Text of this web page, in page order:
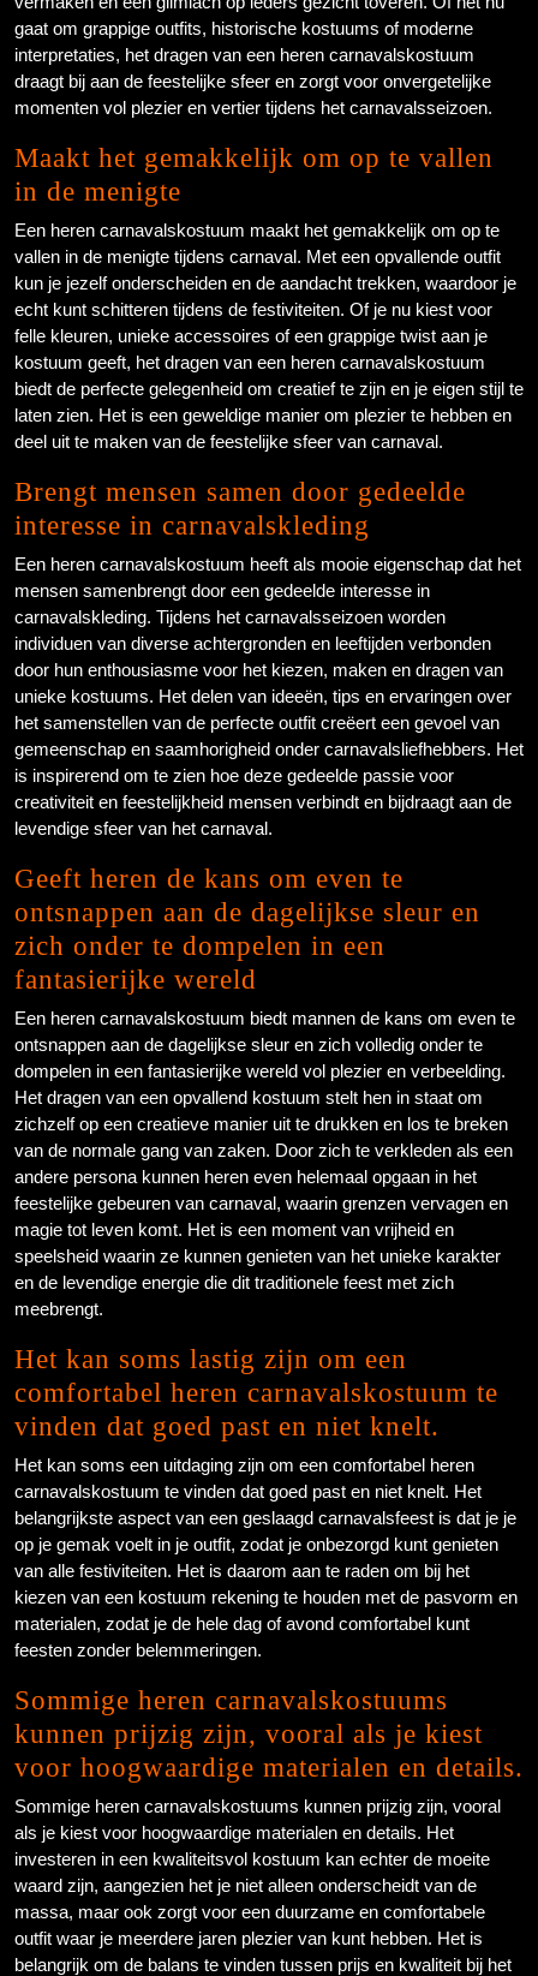
gaat om grappige outfits, historische kostuums of moderne
interpretaties, het dragen van een heren carnavalskostuum
draagt bij aan de feestelijke sfeer en zorgt voor onvergetelijke
momenten vol plezier en vertier tijdens het carnavalsseizoen.
Maakt het gemakkelijk om op te vallen
in de menigte
Een heren carnavalskostuum maakt het gemakkelijk om op te
vallen in de menigte tijdens carnaval. Met een opvallende outfit
kun je jezelf onderscheiden en de aandacht trekken, waardoor je
echt kunt schitteren tijdens de festiviteiten. Of je nu kiest voor
felle kleuren, unieke accessoires of een grappige twist aan je
kostuum geeft, het dragen van een heren carnavalskostuum
biedt de perfecte gelegenheid om creatief te zijn en je eigen stijl te
laten zien. Het is een geweldige manier om plezier te hebben en
deel uit te maken van de feestelijke sfeer van carnaval.
Brengt mensen samen door gedeelde
interesse in carnavalskleding
Een heren carnavalskostuum heeft als mooie eigenschap dat het
mensen samenbrengt door een gedeelde interesse in
carnavalskleding. Tijdens het carnavalsseizoen worden
individuen van diverse achtergronden en leeftijden verbonden
door hun enthousiasme voor het kiezen, maken en dragen van
unieke kostuums. Het delen van ideeën, tips en ervaringen over
het samenstellen van de perfecte outfit creëert een gevoel van
gemeenschap en saamhorigheid onder carnavalsliefhebbers. Het
is inspirerend om te zien hoe deze gedeelde passie voor
creativiteit en feestelijkheid mensen verbindt en bijdraagt aan de
levendige sfeer van het carnaval.
Geeft heren de kans om even te
ontsnappen aan de dagelijkse sleur en
zich onder te dompelen in een
fantasierijke wereld
Een heren carnavalskostuum biedt mannen de kans om even te
ontsnappen aan de dagelijkse sleur en zich volledig onder te
dompelen in een fantasierijke wereld vol plezier en verbeelding.
Het dragen van een opvallend kostuum stelt hen in staat om
zichzelf op een creatieve manier uit te drukken en los te breken
van de normale gang van zaken. Door zich te verkleden als een
andere persona kunnen heren even helemaal opgaan in het
feestelijke gebeuren van carnaval, waarin grenzen vervagen en
magie tot leven komt. Het is een moment van vrijheid en
speelsheid waarin ze kunnen genieten van het unieke karakter
en de levendige energie die dit traditionele feest met zich
meebrengt.
Het kan soms lastig zijn om een
comfortabel heren carnavalskostuum te
vinden dat goed past en niet knelt.
Het kan soms een uitdaging zijn om een comfortabel heren
carnavalskostuum te vinden dat goed past en niet knelt. Het
belangrijkste aspect van een geslaagd carnavalsfeest is dat je je
op je gemak voelt in je outfit, zodat je onbezorgd kunt genieten
van alle festiviteiten. Het is daarom aan te raden om bij het
kiezen van een kostuum rekening te houden met de pasvorm en
materialen, zodat je de hele dag of avond comfortabel kunt
feesten zonder belemmeringen.
Sommige heren carnavalskostuums
kunnen prijzig zijn, vooral als je kiest
voor hoogwaardige materialen en details.
Sommige heren carnavalskostuums kunnen prijzig zijn, vooral
als je kiest voor hoogwaardige materialen en details. Het
investeren in een kwaliteitsvol kostuum kan echter de moeite
waard zijn, aangezien het je niet alleen onderscheidt van de
massa, maar ook zorgt voor een duurzame en comfortabele
outfit waar je meerdere jaren plezier van kunt hebben. Het is
belangrijk om de balans te vinden tussen prijs en kwaliteit bij het